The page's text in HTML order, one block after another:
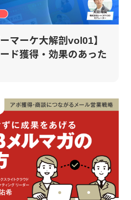
マーケ大解剖vol01】
ド獲得・効果のあった